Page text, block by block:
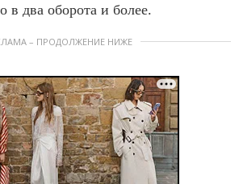
в два оборота и более.
– ПРОДОЛЖЕНИЕ НИЖЕ